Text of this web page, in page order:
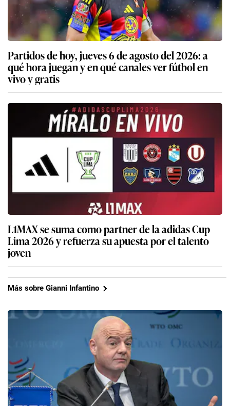
Partidos de hoy, jueves 6 de agosto del 2026: a
qué hora juegan y en qué canales ver fútbol en
vivo y gratis
L1MAX se suma como partner de la adidas Cup
Lima 2026 y refuerza su apuesta por el talento
joven
Más sobre Gianni Infantino